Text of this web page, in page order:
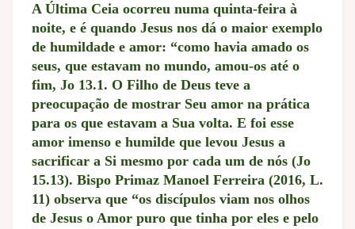
A Última Ceia ocorreu numa quinta-feira à
noite, e é quando Jesus nos dá o maior exemplo
de humildade e amor: “como havia amado os
seus, que estavam no mundo, amou-os até o
fim, Jo 13.1. O Filho de Deus teve a
preocupação de mostrar Seu amor na prática
para os que estavam a Sua volta. E foi esse
amor imenso e humilde que levou Jesus a
sacrificar a Si mesmo por cada um de nós (Jo
15.13). Bispo Primaz Manoel Ferreira (2016, L.
11) observa que “os discípulos viam nos olhos
de Jesus o Amor puro que tinha por eles e pelo